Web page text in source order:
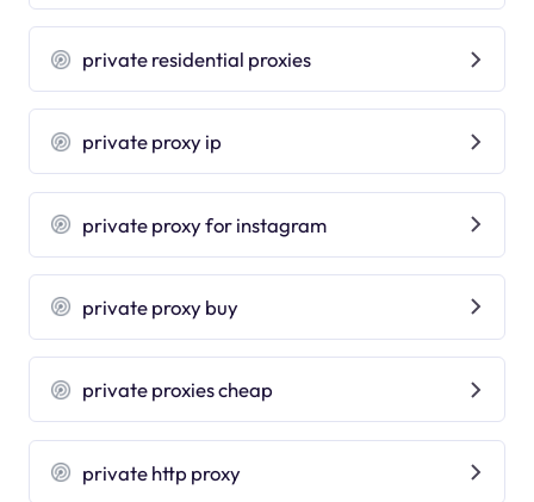
private residential proxies
private proxy ip
private proxy for instagram
private proxy buy
private proxies cheap
private http proxy